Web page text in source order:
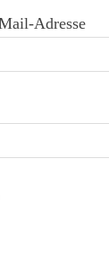
Adresse